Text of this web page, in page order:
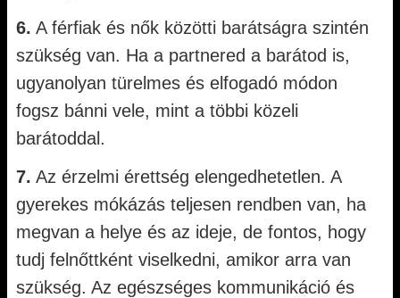
6. A férfiak és nők közötti barátságra szintén
szükség van. Ha a partnered a barátod is,
ugyanolyan türelmes és elfogadó módon
fogsz bánni vele, mint a többi közeli
barátoddal.
7. Az érzelmi érettség elengedhetetlen. A
gyerekes mókázás teljesen rendben van, ha
megvan a helye és az ideje, de fontos, hogy
tudj felnőttként viselkedni, amikor arra van
szükség. Az egészséges kommunikáció és